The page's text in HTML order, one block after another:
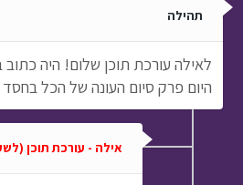
תהילה
לאילה עורכת תוכן שלום! היה כתוב
היום פרק סיום העונה של הכל בחסד
אילה - עורכת תוכן